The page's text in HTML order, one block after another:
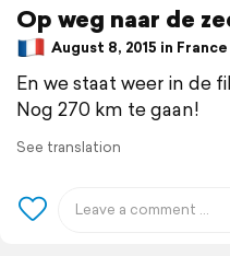
Op weg naar de
August 8, 2015 in France
En we staat weer in de
Nog 270 km te gaan!
See translation